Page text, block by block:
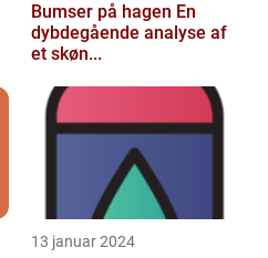
Bumser på hagen En
dybdegående analyse af
et skøn...
13 januar 2024